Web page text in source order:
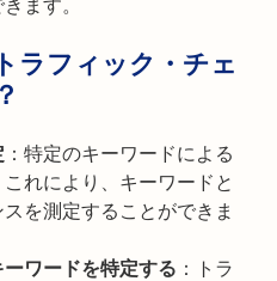
ます。
ラフィック・チェ
：特定のキーワードによる
れにより、キーワードと
を測定することができま
ワードを特定する ：トラ